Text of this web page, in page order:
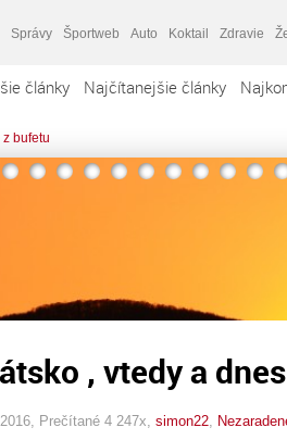
Správy Športweb Auto Koktail Zdravie
články Najčítanejšie články
bufetu
, vtedy a
Prečítané 4 247x, simon22